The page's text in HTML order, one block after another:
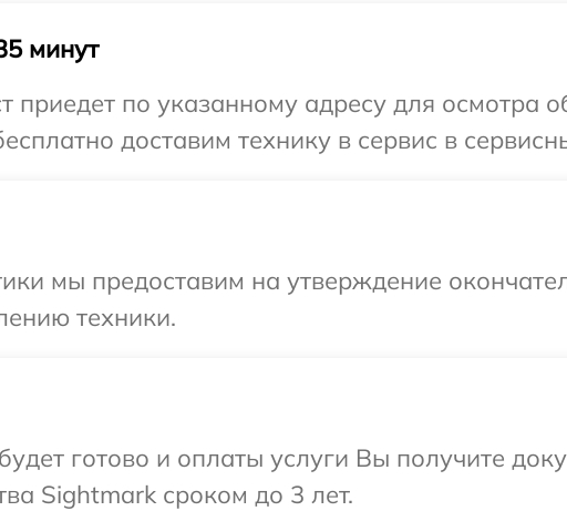
минут
приедет по указанному адресу для осмотра
доставим технику в сервис в
мы предоставим на утверждение
техники.
готово и оплаты услуги Вы получите
Sightmark сроком до 3 лет.